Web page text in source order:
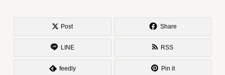
Post Share
LINE RSS
feedly Pin it